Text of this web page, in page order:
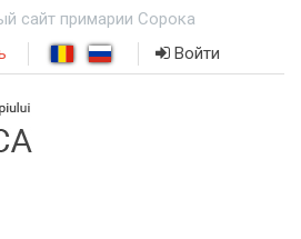
сайт примарии Сорока
Войти